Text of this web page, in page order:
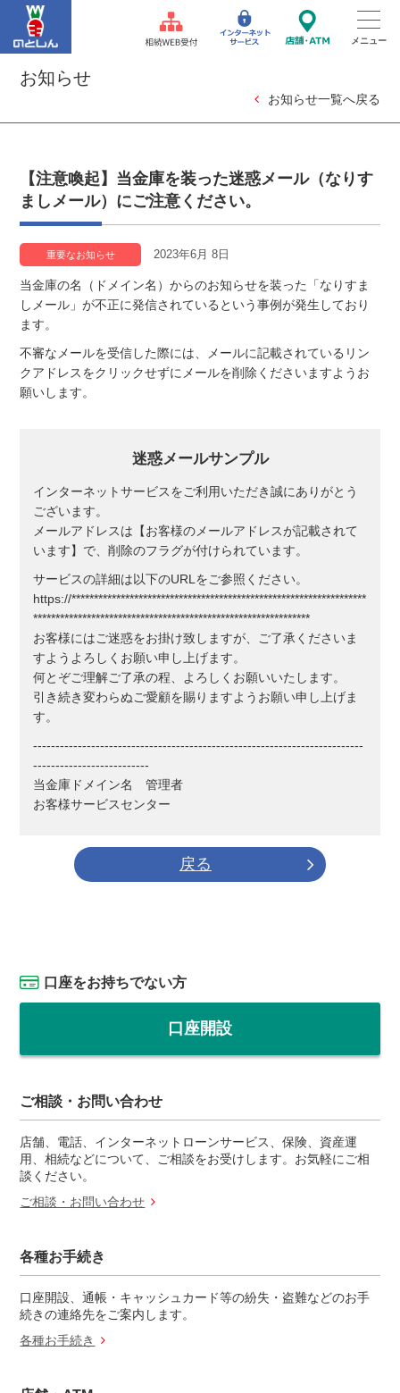
お知らせ
お知らせ一覧へ戻る
【注意喚起】当金庫を装った迷惑メール（なりす
ましメール）にご注意ください。
重要なお知らせ 2023年6月 8日
当金庫の名（ドメイン名）からのお知らせを装った「なりすま
しメール」が不正に発信されているという事例が発生しており
ます。
不審なメールを受信した際には、メールに記載されているリン
クアドレスをクリックせずにメールを削除くださいますようお
願いします。
迷惑メールサンプル
インターネットサービスをご利用いただき誠にありがとう
ございます。
メールアドレスは【お客様のメールアドレスが記載されて
います】で、削除のフラグが付けられています。
サービスの詳細は以下のURLをご参照ください。
https://******************************************************************
**************************************************************
お客様にはご迷惑をお掛け致しますが、ご了承くださいま
すようよろしくお願い申し上げます。
何とぞご理解ご了承の程、よろしくお願いいたします。
引き続き変わらぬご愛顧を賜りますようお願い申し上げま
す。
--------------------------------------------------------------------------
--------------------------
当金庫ドメイン名 管理者
お客様サービスセンター
戻る
口座をお持ちでない方
口座開設
ご相談・お問い合わせ
店舗、電話、インターネットローンサービス、保険、資産運
用、相続などについて、ご相談をお受けします。お気軽にご相
談ください。
ご相談・お問い合わせ
各種お手続き
口座開設、通帳・キャッシュカード等の紛失・盗難などのお手
続きの連絡先をご案内します。
各種お手続き